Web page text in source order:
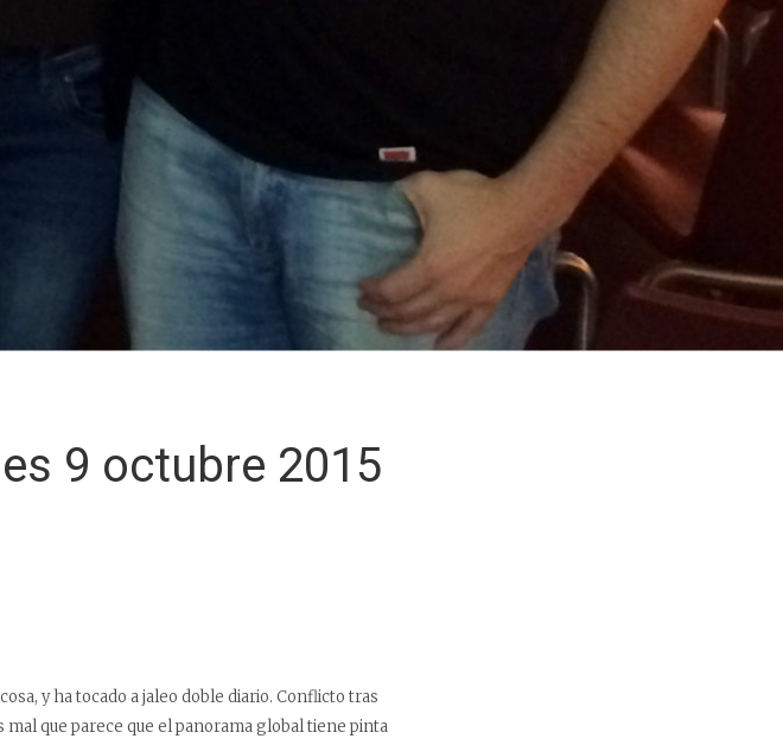
9 octubre 2015
y ha tocado a jaleo doble diario. Conflicto tras
que parece que el panorama global tiene pinta